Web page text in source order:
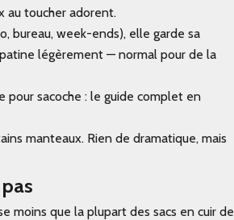
au toucher adorent.
bureau, week-ends), elle garde sa
légèrement — normal pour de la
pour sacoche : le guide complet en
manteaux. Rien de dramatique, mais
moins que la plupart des sacs en cuir de